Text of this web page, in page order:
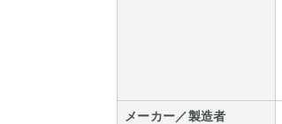
メーカー／製造者